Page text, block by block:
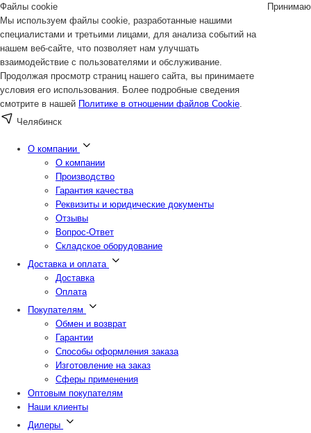
Файлы cookie
Мы используем файлы cookie, разработанные нашими
специалистами и третьими лицами, для анализа событий на
нашем веб-сайте, что позволяет нам улучшать
взаимодействие с пользователями и обслуживание.
Продолжая просмотр страниц нашего сайта, вы принимаете
условия его использования. Более подробные сведения
смотрите в нашей Политике в отношении файлов Cookie.
Принимаю
Челябинск
О компании
О компании
Производство
Гарантия качества
Реквизиты и юридические документы
Отзывы
Вопрос-Ответ
Складское оборудование
Доставка и оплата
Доставка
Оплата
Покупателям
Обмен и возврат
Гарантии
Способы оформления заказа
Изготовление на заказ
Сферы применения
Оптовым покупателям
Наши клиенты
Дилеры